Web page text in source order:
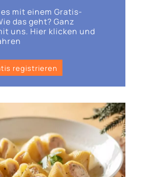
mit einem Gratis-
das geht? Ganz
uns. Hier klicken und
registrieren